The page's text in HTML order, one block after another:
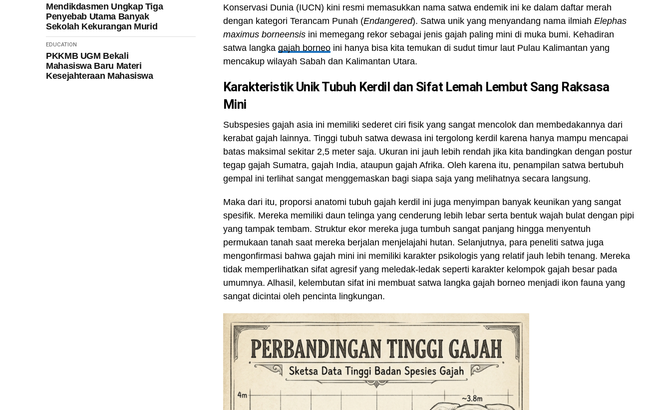
Mendikdasmen Ungkap Tiga
Penyebab Utama Banyak
Sekolah Kekurangan Murid
EDUCATION
PKKMB UGM Bekali
Mahasiswa Baru Materi
Kesejahteraan Mahasiswa
Konservasi Dunia (IUCN) kini resmi memasukkan nama satwa endemik ini ke dalam daftar merah
dengan kategori Terancam Punah (Endangered). Satwa unik yang menyandang nama ilmiah Elephas
maximus borneensis ini memegang rekor sebagai jenis gajah paling mini di muka bumi. Kehadiran
satwa langka gajah borneo ini hanya bisa kita temukan di sudut timur laut Pulau Kalimantan yang
mencakup wilayah Sabah dan Kalimantan Utara.
Karakteristik Unik Tubuh Kerdil dan Sifat Lemah Lembut Sang Raksasa
Mini
Subspesies gajah asia ini memiliki sederet ciri fisik yang sangat mencolok dan membedakannya dari
kerabat gajah lainnya. Tinggi tubuh satwa dewasa ini tergolong kerdil karena hanya mampu mencapai
batas maksimal sekitar 2,5 meter saja. Ukuran ini jauh lebih rendah jika kita bandingkan dengan postur
tegap gajah Sumatra, gajah India, ataupun gajah Afrika. Oleh karena itu, penampilan satwa bertubuh
gempal ini terlihat sangat menggemaskan bagi siapa saja yang melihatnya secara langsung.
Maka dari itu, proporsi anatomi tubuh gajah kerdil ini juga menyimpan banyak keunikan yang sangat
spesifik. Mereka memiliki daun telinga yang cenderung lebih lebar serta bentuk wajah bulat dengan pipi
yang tampak tembam. Struktur ekor mereka juga tumbuh sangat panjang hingga menyentuh
permukaan tanah saat mereka berjalan menjelajahi hutan. Selanjutnya, para peneliti satwa juga
mengonfirmasi bahwa gajah mini ini memiliki karakter psikologis yang relatif jauh lebih tenang. Mereka
tidak memperlihatkan sifat agresif yang meledak-ledak seperti karakter kelompok gajah besar pada
umumnya. Alhasil, kelembutan sifat ini membuat satwa langka gajah borneo menjadi ikon fauna yang
sangat dicintai oleh pencinta lingkungan.